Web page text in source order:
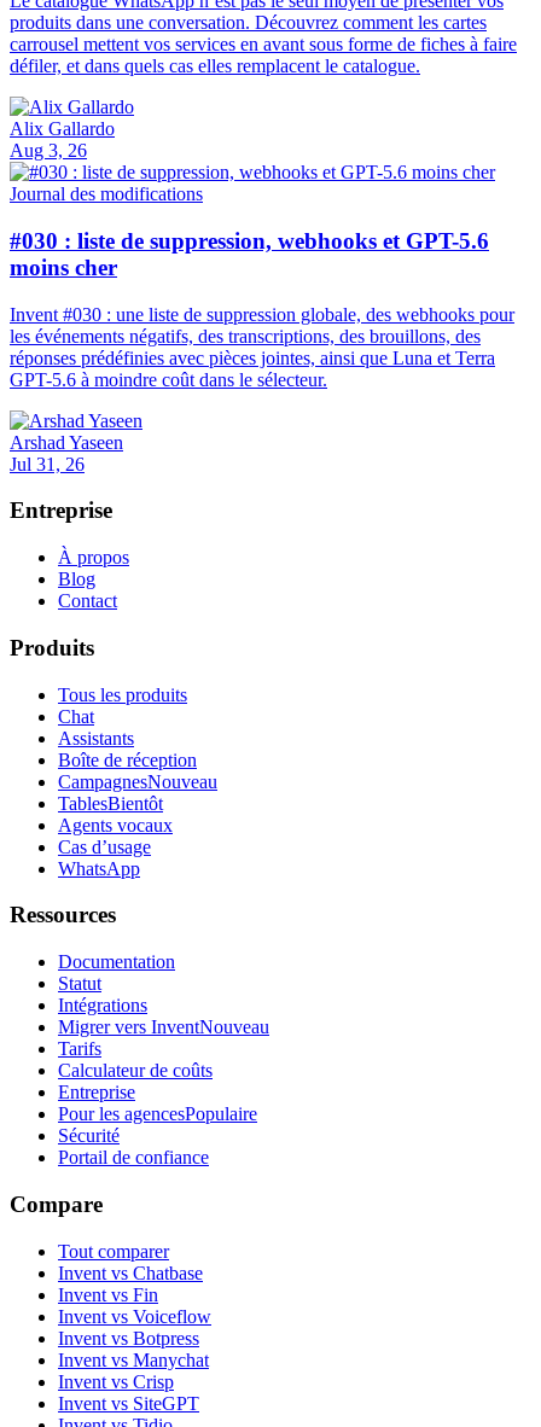
produits dans une conversation. Découvrez comment les cartes
carrousel mettent vos services en avant sous forme de fiches à faire
défiler, et dans quels cas elles remplacent le catalogue.
Alix Gallardo
Aug 3, 26
Journal des modifications
#030 : liste de suppression, webhooks et GPT-5.6
moins cher
Invent #030 : une liste de suppression globale, des webhooks pour
les événements négatifs, des transcriptions, des brouillons, des
réponses prédéfinies avec pièces jointes, ainsi que Luna et Terra
GPT-5.6 à moindre coût dans le sélecteur.
Arshad Yaseen
Jul 31, 26
Entreprise
À propos
Blog
Contact
Produits
Tous les produits
Chat
Assistants
Boîte de réception
CampagnesNouveau
TablesBientôt
Agents vocaux
Cas d’usage
WhatsApp
Ressources
Documentation
Statut
Intégrations
Migrer vers InventNouveau
Tarifs
Calculateur de coûts
Entreprise
Pour les agencesPopulaire
Sécurité
Portail de confiance
Compare
Tout comparer
Invent vs Chatbase
Invent vs Fin
Invent vs Voiceflow
Invent vs Botpress
Invent vs Manychat
Invent vs Crisp
Invent vs SiteGPT